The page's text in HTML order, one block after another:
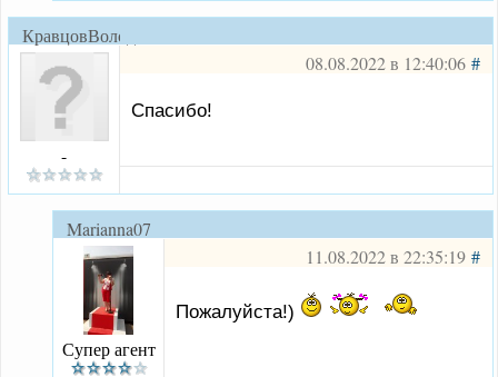
КравцовВолодя
08.08.2022 в 12:40:06#
-
Спасибо!
Marianna07
11.08.2022 в 22:35:19#
Супер агент
Пожалуйста!)